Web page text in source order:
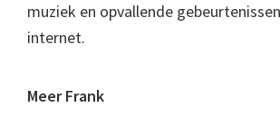
muziek en opvallende
internet.
Meer Frank